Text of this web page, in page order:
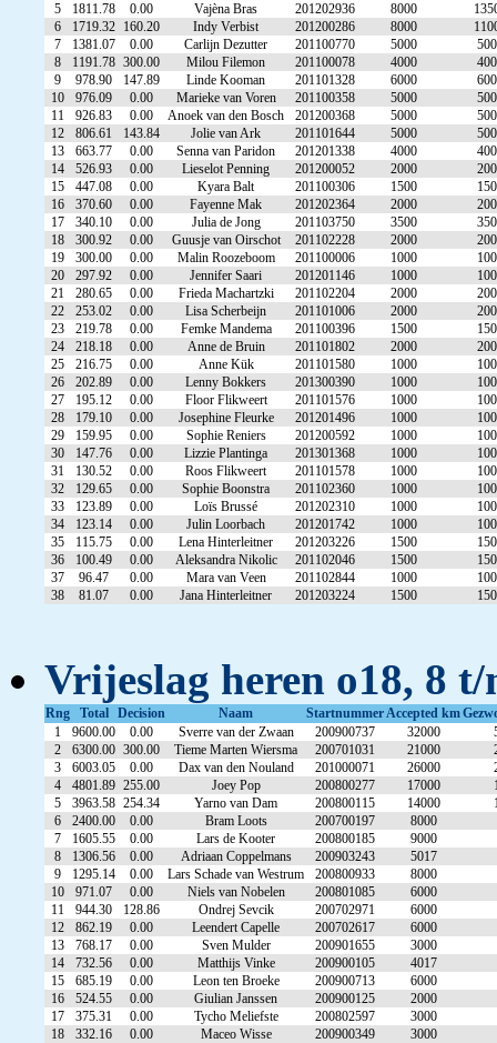
5
1811.78 0.00 Vajèna Bras 201202936 8000
6
1719.32 160.20 Indy Verbist 201200286 8000
7
1381.07 0.00 Carlijn Dezutter 201100770 5000
8
1191.78 300.00 Milou Filemon 201100078 4000
9
978.90 147.89 Linde Kooman 201101328 6000
10
976.09 0.00 Marieke van Voren 201100358 5000
11
926.83 0.00 Anoek van den Bosch 201200368 5000
12
806.61 143.84 Jolie van Ark 201101644 5000
13
663.77 0.00 Senna van Paridon 201201338 4000
14
526.93 0.00 Lieselot Penning 201200052 2000
15
447.08 0.00 Kyara Balt 201100306 1500
16
370.60 0.00 Fayenne Mak 201202364 2000
17
340.10 0.00 Julia de Jong 201103750 3500
18
300.92 0.00 Guusje van Oirschot 201102228 2000
19
300.00 0.00 Malin Roozeboom 201100006 1000
20
297.92 0.00 Jennifer Saari 201201146 1000
21
280.65 0.00 Frieda Machartzki 201102204 2000
22
253.02 0.00 Lisa Scherbeijn 201101006 2000
23
219.78 0.00 Femke Mandema 201100396 1500
24
218.18 0.00 Anne de Bruin 201101802 2000
25
216.75 0.00 Anne Kük 201101580 1000
26
202.89 0.00 Lenny Bokkers 201300390 1000
27
195.12 0.00 Floor Flikweert 201101576 1000
28
179.10 0.00 Josephine Fleurke 201201496 1000
29
159.95 0.00 Sophie Reniers 201200592 1000
30
147.76 0.00 Lizzie Plantinga 201301368 1000
31
130.52 0.00 Roos Flikweert 201101578 1000
32
129.65 0.00 Sophie Boonstra 201102360 1000
33
123.89 0.00 Loïs Brussé 201202310 1000
34
123.14 0.00 Julin Loorbach 201201742 1000
35
115.75 0.00 Lena Hinterleitner 201203226 1500
36
100.49 0.00 Aleksandra Nikolic 201102046 1500
37
96.47 0.00 Mara van Veen 201102844 1000
38
81.07 0.00 Jana Hinterleitner 201203224 1500
Vrijeslag heren o18, 8 t/
Rng Total Decision Naam StartnummerAccepted km
1
9600.00 0.00 Sverre van der Zwaan 200900737 32000
2
6300.00 300.00 Tieme Marten Wiersma 200701031 21000
3
6003.05 0.00 Dax van den Nouland 201000071 26000
4
4801.89 255.00 Joey Pop 200800277 17000
5
3963.58 254.34 Yarno van Dam 200800115 14000
6
2400.00 0.00 Bram Loots 200700197
8000
7
1605.55 0.00 Lars de Kooter 200800185
9000
8
1306.56 0.00 Adriaan Coppelmans 200903243
5017
9
1295.14 0.00 Lars Schade van Westrum 200800933
8000
10
971.07 0.00 Niels van Nobelen 200801085
6000
11
944.30 128.86 Ondrej Sevcik 200702971
6000
12
862.19 0.00 Leendert Capelle 200702617
6000
13
768.17 0.00 Sven Mulder 200901655
3000
14
732.56 0.00 Matthijs Vinke 200900105
4017
15
685.19 0.00 Leon ten Broeke 200900713
6000
16
524.55 0.00 Giulian Janssen 200900125
2000
17
375.31 0.00 Tycho Meliefste 200802597
3000
18
332.16 0.00 Maceo Wisse 200900349
3000